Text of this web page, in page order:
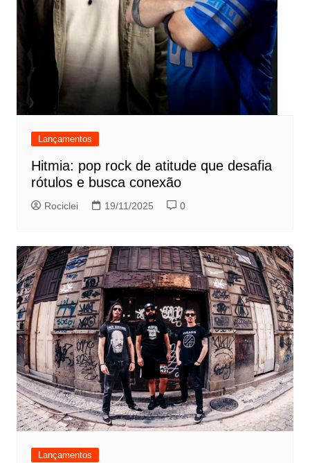
Lançamentos
Hitmia: pop rock de atitude que desafia
rótulos e busca conexão
Rociclei 19/11/2025 0
Lançamentos